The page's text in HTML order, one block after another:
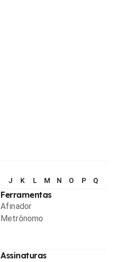
J K L M N O P Q
Ferramentas
Afinador
Metrônomo
Assinaturas